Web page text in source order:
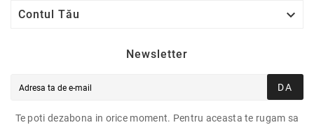
Contul Tău 
Newsletter
DA
Te poti dezabona in orice moment. Pentru aceasta te rugam sa